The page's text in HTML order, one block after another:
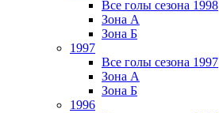
Все голы сезона 1998
Зона А
Зона Б
1997
Все голы сезона 1997
Зона А
Зона Б
1996